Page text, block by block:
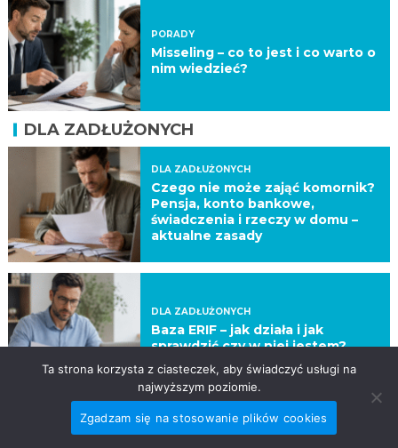
PORADY
Misseling – co to jest i co warto o
nim wiedzieć?
DLA ZADŁUŻONYCH
DLA ZADŁUŻONYCH
Czego nie może zająć komornik?
Pensja, konto bankowe,
świadczenia i rzeczy w domu –
aktualne zasady
DLA ZADŁUŻONYCH
Baza ERIF – jak działa i jak
sprawdzić czy w niej jestem?
DLA ZADŁUŻONYCH
Ta strona korzysta z ciasteczek, aby świadczyć usługi na
najwyższym poziomie.
Zgadzam się na stosowanie plików cookies